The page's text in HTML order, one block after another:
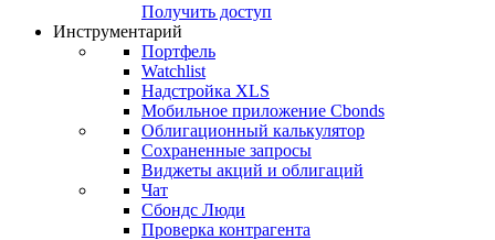
Получить доступ
Инструментарий
Портфель
Watchlist
Надстройка XLS
Мобильное приложение Cbonds
Облигационный калькулятор
Сохраненные запросы
Виджеты акций и облигаций
Чат
Сбондс Люди
Проверка контрагента